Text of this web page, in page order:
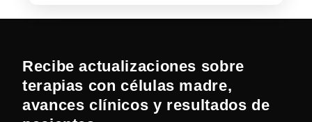
Recibe actualizaciones sobre
terapias con células madre,
avances clínicos y resultados de